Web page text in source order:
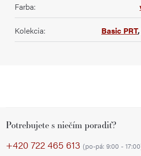
Farba:
Kolekcia: Basic PRT,
Potrebujete s niečím poradiť?
+420 722 465 613 (po-pá: 9:00 -